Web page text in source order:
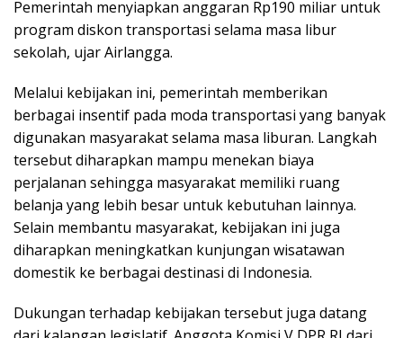
Pemerintah menyiapkan anggaran Rp190 miliar untuk
program diskon transportasi selama masa libur
sekolah, ujar Airlangga.
Melalui kebijakan ini, pemerintah memberikan
berbagai insentif pada moda transportasi yang banyak
digunakan masyarakat selama masa liburan. Langkah
tersebut diharapkan mampu menekan biaya
perjalanan sehingga masyarakat memiliki ruang
belanja yang lebih besar untuk kebutuhan lainnya.
Selain membantu masyarakat, kebijakan ini juga
diharapkan meningkatkan kunjungan wisatawan
domestik ke berbagai destinasi di Indonesia.
Dukungan terhadap kebijakan tersebut juga datang